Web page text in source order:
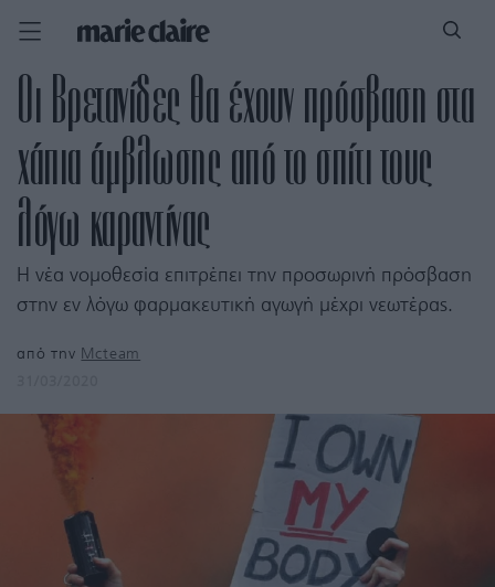
Οι Βρετανίδες θα έχουν πρόσβαση στα
χάπια άμβλωσης από το σπίτι τους
λόγω καραντίνας
Η νέα νομοθεσία επιτρέπει την προσωρινή πρόσβαση
στην εν λόγω φαρμακευτική αγωγή μέχρι νεωτέρας.
από την Mcteam